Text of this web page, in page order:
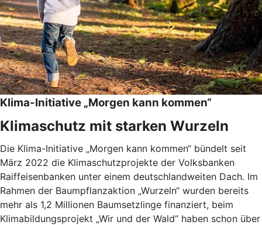
Klima-Initiative „Morgen kann kommen“
Klimaschutz mit starken Wurzeln
Die Klima-Initiative „Morgen kann kommen“ bündelt seit
März 2022 die Klimaschutzprojekte der Volksbanken
Raiffeisenbanken unter einem deutschlandweiten Dach. Im
Rahmen der Baumpflanzaktion „Wurzeln“ wurden bereits
mehr als 1,2 Millionen Baumsetzlinge finanziert, beim
Klimabildungsprojekt „Wir und der Wald“ haben schon über